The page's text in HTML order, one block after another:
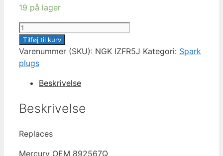
19 på lager
Tændrør
NGK
IZFR5J
antal
Tilføj til kurv
Varenummer (SKU): NGK IZFR5J Kategori: Spark
plugs
Beskrivelse
Beskrivelse
Replaces
Mercury OEM 892567Q